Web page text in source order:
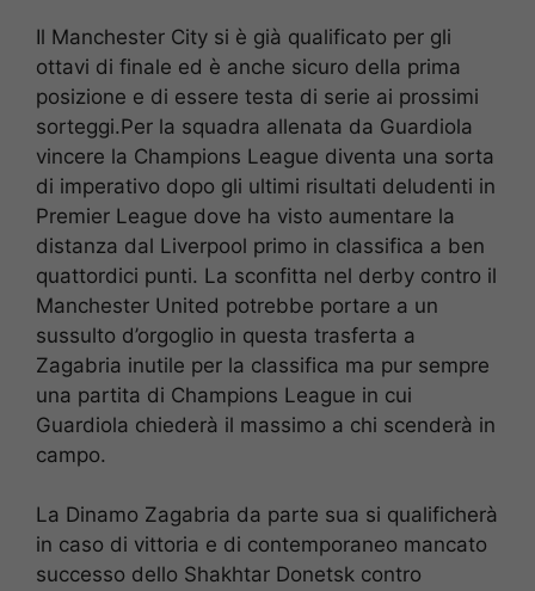
Il Manchester City si è già qualificato per gli
ottavi di finale ed è anche sicuro della prima
posizione e di essere testa di serie ai prossimi
sorteggi.Per la squadra allenata da Guardiola
vincere la Champions League diventa una sorta
di imperativo dopo gli ultimi risultati deludenti in
Premier League dove ha visto aumentare la
distanza dal Liverpool primo in classifica a ben
quattordici punti. La sconfitta nel derby contro il
Manchester United potrebbe portare a un
sussulto d’orgoglio in questa trasferta a
Zagabria inutile per la classifica ma pur sempre
una partita di Champions League in cui
Guardiola chiederà il massimo a chi scenderà in
campo.
La Dinamo Zagabria da parte sua si qualificherà
in caso di vittoria e di contemporaneo mancato
successo dello Shakhtar Donetsk contro